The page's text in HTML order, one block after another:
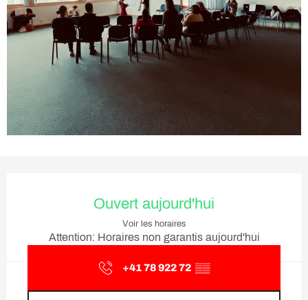
Ouvert aujourd'hui
Voir les horaires
Attention: Horaires non garantis aujourd'hui
+41 78 922 72 ▒▒